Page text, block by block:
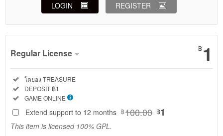
LOGIN REGISTER
Show More
Regular License
Regular
License
888
you or
฿1
Included:
โดยอง TREASURE
Included:
DEPOSIT ฿1
Included:
GAME ONLINE
Extend support to 12 months ฿100.00 ฿1
This item is licensed 100% GPL.